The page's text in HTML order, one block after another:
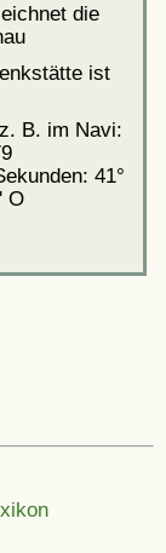
die
ist
B. im Navi:
41°
O